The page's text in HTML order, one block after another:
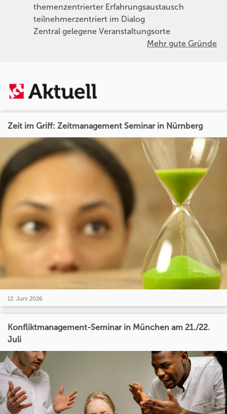
themenzentrierter Erfahrungsaustausch
teilnehmerzentriert im Dialog
Zentral gelegene Veranstaltungsorte
Mehr gute Gründe
Zeit im Griff: Zeitmanagement Seminar in Nürnberg
12. Juni 2026
Konfliktmanagement-Seminar in München am 21./22.
Juli